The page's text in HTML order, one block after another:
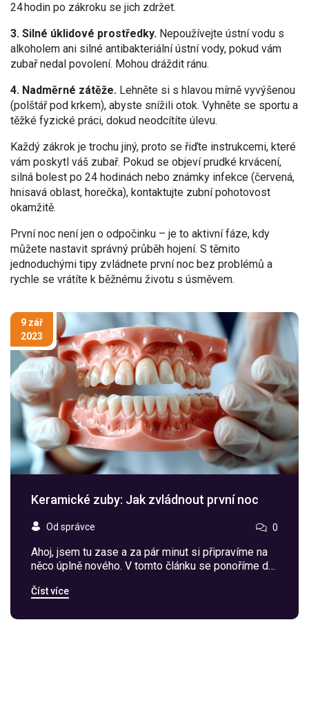
24 hodin po zákroku se jich zdržet.
3. Silné úklidové prostředky. Nepoužívejte ústní vodu s
alkoholem ani silné antibakteriální ústní vody, pokud vám
zubař nedal povolení. Mohou dráždit ránu.
4. Nadměrné zátěže. Lehněte si s hlavou mírně vyvýšenou
(polštář pod krkem), abyste snížili otok. Vyhněte se sportu a
těžké fyzické práci, dokud neodcítíte úlevu.
Každý zákrok je trochu jiný, proto se řiďte instrukcemi, které
vám poskytl váš zubař. Pokud se objeví prudké krvácení,
silná bolest po 24 hodinách nebo známky infekce (červená,
hnisavá oblast, horečka), kontaktujte zubní pohotovost
okamžitě.
První noc není jen o odpočinku – je to aktivní fáze, kdy
můžete nastavit správný průběh hojení. S těmito
jednoduchými tipy zvládnete první noc bez problémů a
rychle se vrátíte k běžnému životu s úsměvem.
9 zář
2023
Keramické zuby: Jak zvládnout první noc
Od správce 0
Ahoj, jsem tu zase a za pár minut si připravíme na
něco úplně nového. V tomto článku se ponoříme do
noc. Je to malý kus dobrodružství, jak se naučit
dostali keramické zuby nebo o nich uvažujete,
Číst více